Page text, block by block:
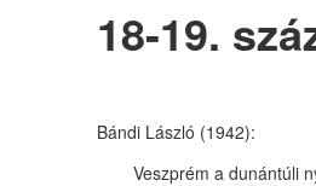
18-19.
Bándi László (1942):
Veszprém a dunántúli